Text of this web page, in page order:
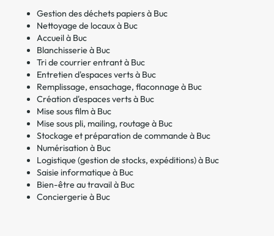
Gestion des déchets papiers à Buc
Nettoyage de locaux à Buc
Accueil à Buc
Blanchisserie à Buc
Tri de courrier entrant à Buc
Entretien d'espaces verts à Buc
Remplissage, ensachage, flaconnage à Buc
Création d'espaces verts à Buc
Mise sous film à Buc
Mise sous pli, mailing, routage à Buc
Stockage et préparation de commande à Buc
Numérisation à Buc
Logistique (gestion de stocks, expéditions) à Buc
Saisie informatique à Buc
Bien-être au travail à Buc
Conciergerie à Buc